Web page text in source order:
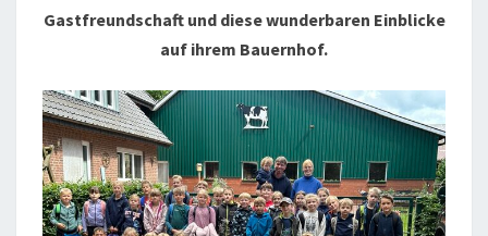
Gastfreundschaft und diese wunderbaren Einblicke
auf ihrem Bauernhof.